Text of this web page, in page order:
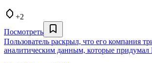
+2
Посмотреть
Пользователь раскрыл, что его компания
аналитическим данным, которые